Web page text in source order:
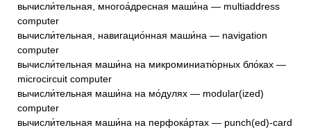
вычисли́тельная, многоа́дресная маши́на — multiaddress
computer
вычисли́тельная, навигацио́нная маши́на — navigation
computer
вычисли́тельная маши́на на микроминиатю́рных бло́ках —
microcircuit computer
вычисли́тельная маши́на на мо́дулях — modular(ized)
computer
вычисли́тельная маши́на на перфока́ртах — punch(ed)-card